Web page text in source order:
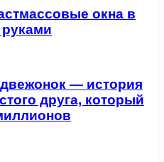
окна в
— история
друга, который